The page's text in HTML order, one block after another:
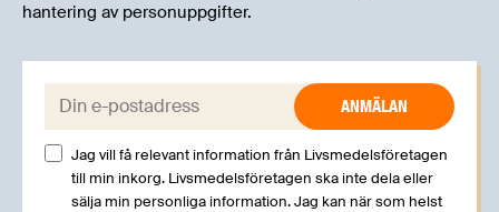
hantering av personuppgifter.
E-post:
Jag vill få relevant information från Livsmedelsföretagen
till min inkorg. Livsmedelsföretagen ska inte dela eller
sälja min personliga information. Jag kan när som helst